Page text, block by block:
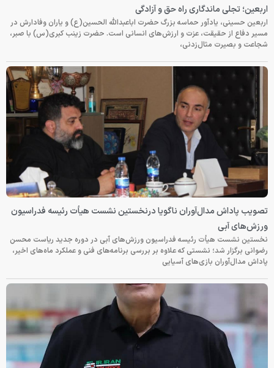
اربعین؛ تجلی ماندگاری راه حق و آزادگی
اربعین حسینی، یادآور حماسه بزرگ حضرت اباعبدالله الحسین(ع) و یاران وفادارش در
مسیر دفاع از حقیقت، عزت و ارزش‌های انسانی است. حضرت زینب کبری(س) با صبر،
شجاعت و بصیرت مثال‌زدنی،
تصویب پاداش مدال‌آوران ناگویا درنخستین نشست هیأت رئیسه فدراسیون
ورزش‌های آبی
نخستین نشست هیأت رئیسه فدراسیون ورزش‌های آبی در دوره جدید ریاست محسن
رضوانی برگزار شد؛ نشستی که علاوه بر بررسی برنامه‌های فنی و عملکرد ماه‌های اخیر،
پاداش مدال‌آوران بازی‌های آسیایی